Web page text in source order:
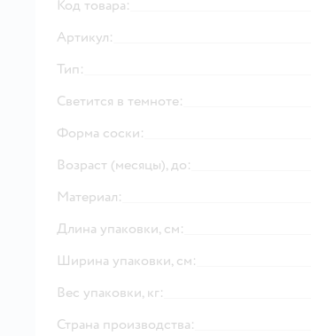
Код товара:
Артикул:
Тип:
Светится в темноте:
Форма соски:
Возраст (месяцы), до:
Материал:
Длина упаковки, см:
Ширина упаковки, см:
Вес упаковки, кг:
Страна производства: